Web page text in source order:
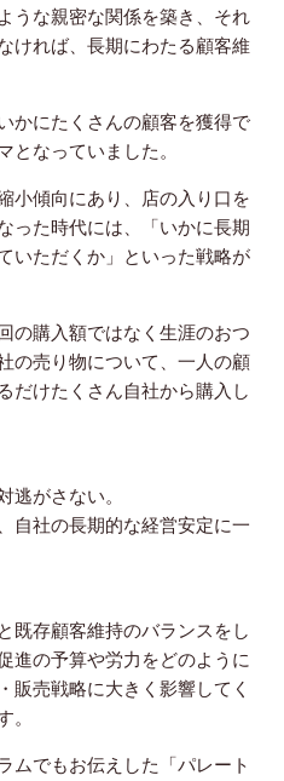
うな親密な関係を築き、それ
ければ、長期にわたる顧客維
かにたくさんの顧客を獲得で
となっていました。
小傾向にあり、店の入り口を
った時代には、「いかに長期
いただくか」といった戦略が
の購入額ではなく生涯のおつ
の売り物について、一人の顧
だけたくさん自社から購入し
逃がさない。
自社の長期的な経営安定に一
既存顧客維持のバランスをし
進の予算や労力をどのように
販売戦略に大きく影響してく
。
ムでもお伝えした「パレート